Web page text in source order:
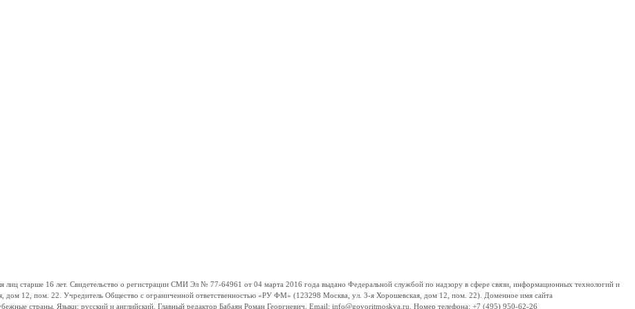
старше 16 лет. Свидетельство о регистрации СМИ Эл № 77-64961 от 04 марта 2016 года выдано Федеральной службой по надзору в сфере связи, информационных технологий и
дом 12, пом. 22. Учредитель Общество с ограниченной ответственностью «РУ ФМ» (123298 Москва, ул. 3-я Хорошевская, дом 12, пом. 22). Доменное имя сайта
страны. Языки: русский и английский. Главный редактор Бабаян Роман Георгиевич. Email: info@govoritmoskva.ru. Номер телефона: +7 (495) 950-62-26